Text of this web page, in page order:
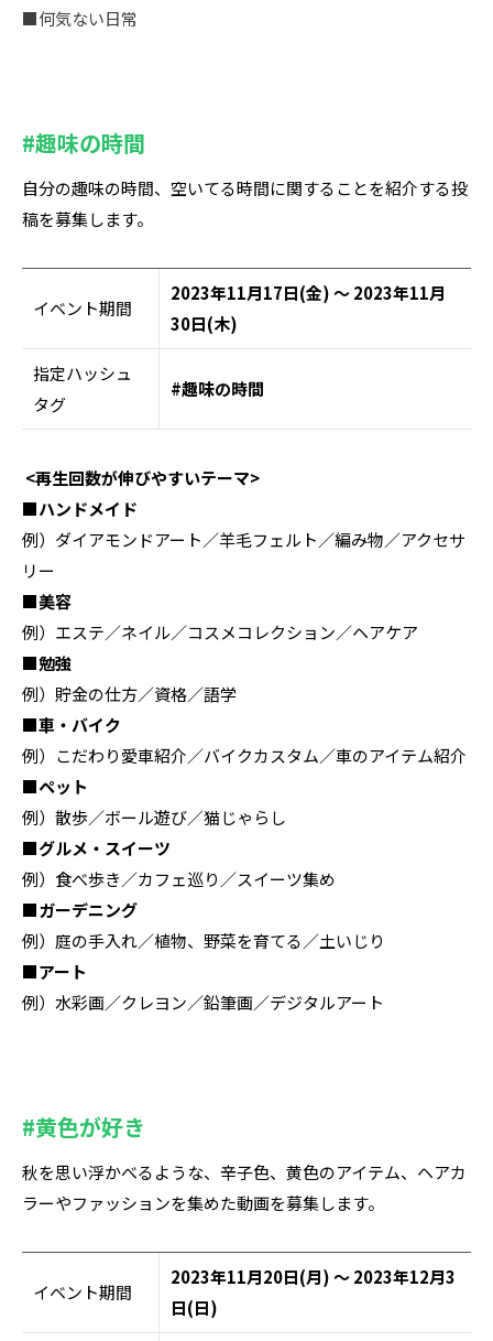
■何気ない⽇常
#趣味の時間
自分の趣味の時間、空いてる時間に関することを紹介する投
稿を募集します。
イベント期間
2023年11月17日(金) ～ 2023年11月
30日(木)
指定ハッシュ
タグ
#趣味の時間
<再生回数が伸びやすいテーマ>
■ハンドメイド
例）ダイアモンドアート／羊毛フェルト／編み物／アクセサ
リー
■美容
例）エステ／ネイル／コスメコレクション／ヘアケア
■勉強
例）貯金の仕方／資格／語学
■車・バイク
例）こだわり愛車紹介／バイクカスタム／車のアイテム紹介
■ペット
例）散歩／ボール遊び／猫じゃらし
■グルメ・スイーツ
例）食べ歩き／カフェ巡り／スイーツ集め
■ガーデニング
例）庭の手入れ／植物、野菜を育てる／土いじり
■アート
例）水彩画／クレヨン／鉛筆画／デジタルアート
#⻩色が好き
秋を思い浮かべるような、辛子色、⻩色のアイテム、ヘアカ
ラーやファッションを集めた動画を募集します。
イベント期間
2023年11月20日(月) ～ 2023年12月3
日(日)